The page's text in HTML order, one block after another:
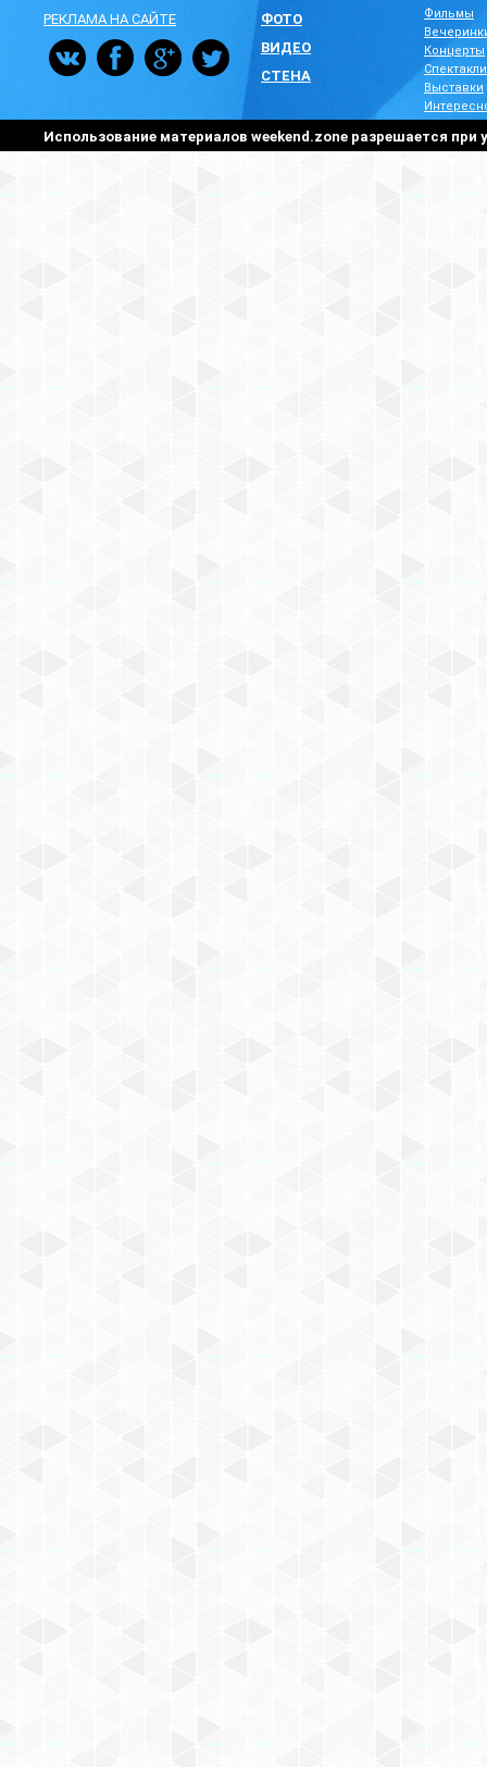
РЕКЛАМА НА САЙТЕ
ФОТО
ВИДЕО
СТЕНА
Фильмы
Концерты
Спектакли
Выставки
Использование материалов weekend.zone разрешается